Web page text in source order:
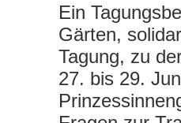
Ein
Gärten,
Tagung, zu
27. bis 29.